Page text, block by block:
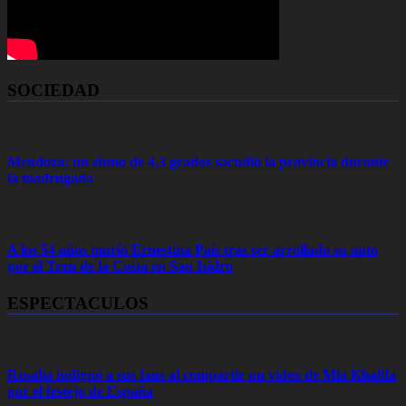
SOCIEDAD
Mendoza: un sismo de 4,3 grados sacudió la provincia durante
la madrugada
A los 54 años murió Ernestina Pais tras ser arrollado su auto
por el Tren de la Costa en San Isidro
ESPECTACULOS
Rosalía indignó a sus fans al compartir un video de Mia Khalifa
por el festejo de España